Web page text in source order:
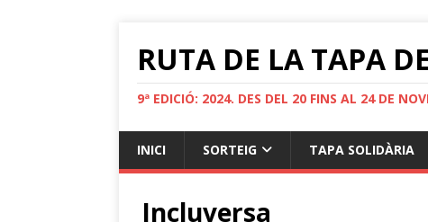
RUTA DE LA TAPA
9ª EDICIÓ: 2024. DES DEL 20 FINS AL 24 DE
INICI SORTEIG TAPA SOLIDÀRIA
Incluversa